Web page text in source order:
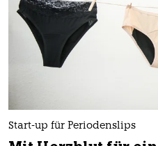
Start-up für Periodenslips